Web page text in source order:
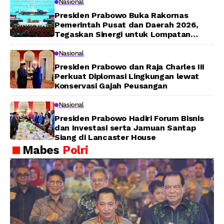
Nasional
Presiden Prabowo Buka Rakornas
Pemerintah Pusat dan Daerah 2026,
Tegaskan Sinergi untuk Lompatan
Nasional
Presiden Prabowo dan Raja Charles III
Perkuat Diplomasi Lingkungan lewat
Konservasi Gajah Peusangan
Nasional
Presiden Prabowo Hadiri Forum Bisnis
dan Investasi serta Jamuan Santap
Siang di Lancaster House
Mabes Polri